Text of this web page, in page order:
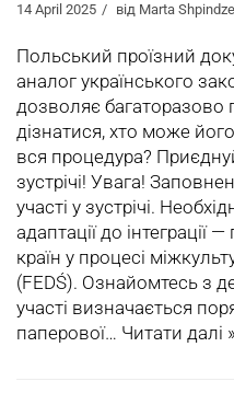
14 April 2025 від Marta
Польський проїзний
аналог українського
дозволяє
дізнатися, хто може
вся процедура?
зустрічі! Увага!
участі у зустрічі.
адаптації до інтеграції
країн у процесі
(FEDŚ). Ознайомтесь з
участі визначається
паперової… Читати далі »